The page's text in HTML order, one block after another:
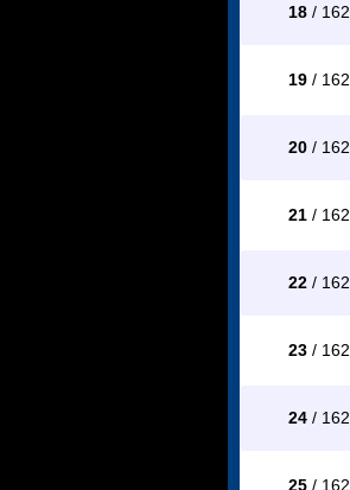
18 / 162
19 / 162
20 / 162
21 / 162
22 / 162
23 / 162
24 / 162
25 / 162